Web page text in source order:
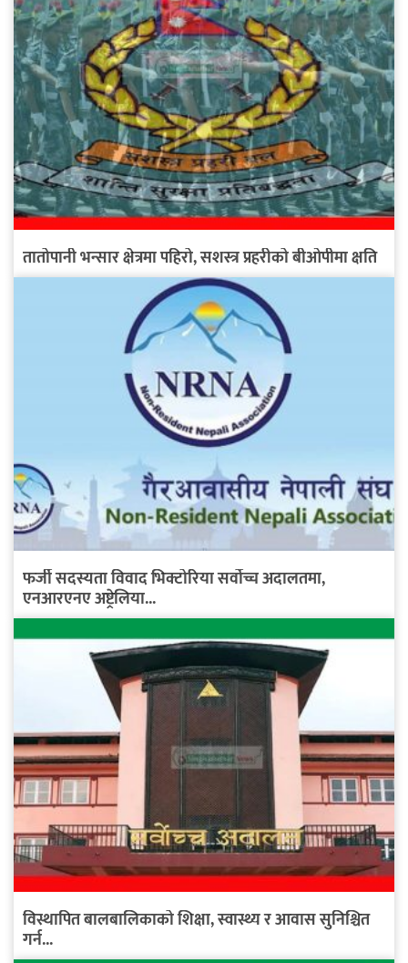
तातोपानी भन्सार क्षेत्रमा पहिरो, सशस्त्र प्रहरीको बीओपीमा क्षति
फर्जी सदस्यता विवाद भिक्टोरिया सर्वोच्च अदालतमा,
एनआरएनए अष्ट्रेलिया...
विस्थापित बालबालिकाको शिक्षा, स्वास्थ्य र आवास सुनिश्चित
गर्न...